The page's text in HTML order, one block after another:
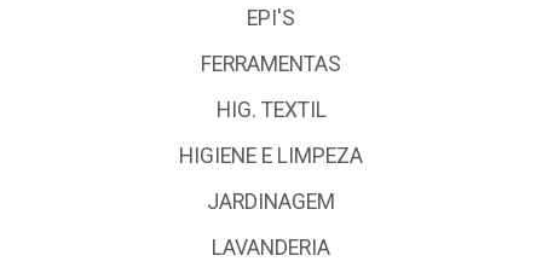
EPI'S
FERRAMENTAS
HIG. TEXTIL
HIGIENE E LIMPEZA
JARDINAGEM
LAVANDERIA